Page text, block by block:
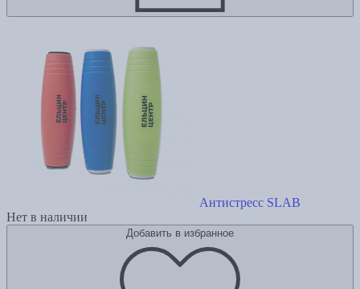
Антистресс SLAB
Нет в наличии
Добавить в избранное